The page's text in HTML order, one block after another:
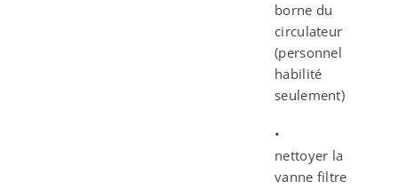
borne du
circulateur
(personnel
habilité
seulement)
•
nettoyer la
vanne filtre